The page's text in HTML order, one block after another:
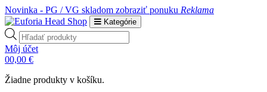
Novinka - PG / VG skladom zobraziť ponuku Reklama
Kategórie
Products
search
Môj účet
00,00 €
Žiadne produkty v košíku.